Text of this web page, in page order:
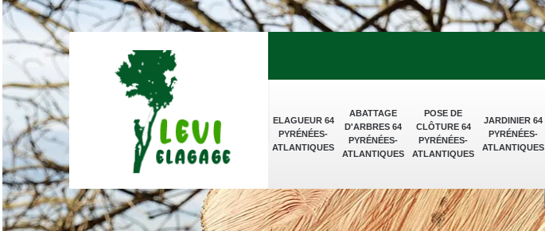
ELAGUEUR 64
PYRÉNÉES-
ATLANTIQUES
ABATTAGE
D'ARBRES 64
PYRÉNÉES-
ATLANTIQUES
POSE DE
CLÔTURE 64
PYRÉNÉES-
ATLANTIQUES
JARDINIER 64
PYRÉNÉES-
ATLANTIQUES